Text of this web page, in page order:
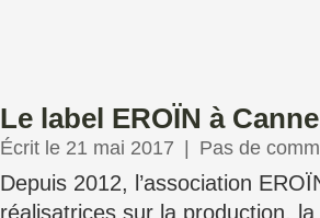
Le label EROÏN à
Écrit le 21 mai 2017 Pas de
Depuis 2012, l’association
réalisatrices sur la production,